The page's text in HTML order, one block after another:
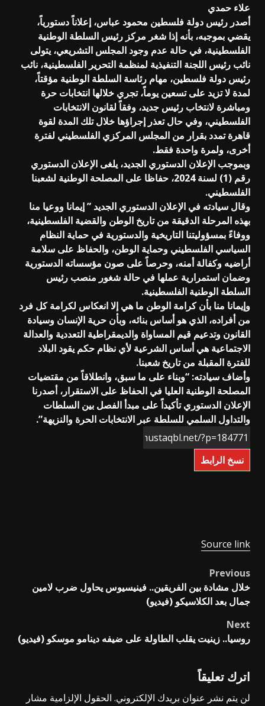
علاء حمدي
أصدر رئيس دولة فلسطين محمود عباس، إعلاناً دستورياً،
يقضي بموجبه، بأنه إذا شغر مركز رئيس السلطة الوطنية
الفلسطينية، في حالة عدم وجود المجلس التشريعي، يتولى
نائب رئيس اللجنة التنفيذية لمنظمة التحرير الفلسطينية، نائب
رئيس دولة فلسطين، مهام رئاسة السلطة الوطنية مؤقتاً،
لمدة لا تزيد على تسعين يوماً، تجري خلالها انتخابات حرة
ومباشرة لانتخاب رئيس جديد، وفقاً لقانون الانتخابات
الفلسطيني، وفي حال تعذر إجراؤها خلال تلك المدة لقوة
قاهرة تمدد بقرار من المجلس المركزي الفلسطيني لفترة
أخرى، ولمرة واحدة فقط.
وبموجب الإعلان الدستوري الجديد، يلغى الإعلان الدستوري
رقم (1) لسنة 2024، حفاظا على المصلحة الوطنية لشعبنا
الفلسطيني.
وقال سيادته في الإعلان الدستوري الجديد ” إيمانا ووعيا منا
بهذه المرحلة الدقيقة من تاريخ الوطن والقضية الفلسطينية،
ووفاءً بمسؤوليتنا التاريخية والدستورية في حماية النظام
السياسي الفلسطيني وحماية الوطن، والحفاظ على سلامة
أراضيه وكفالة أمنه، وحرصاً على صون مؤسساته الدستورية
وضمان استمرارية عملها في حالة شغور منصب رئيس
السلطة الوطنية الفلسطينية.
وإيمانا منا بأن كرامة الوطن ما هي إلا انعكاس لكرامة كل فرد
من أفراده، الذي هو أساس بنائه، وبأن حرية الإنسان وسيادة
القانون وتدعيم قيم المساواة والديمقراطية التعددية والعدالة
الاجتماعية هي أساس الشرعية لأي نظام حكم يقود البلاد
للفترة المقبلة من تاريخ شعبنا.
وأضاف سيادته: “وبناء على ما سبق، وانطلاقاً من مقتضيات
المصلحة الوطنية العليا في الحفاظ على الاستقرار، أصدرنا
الإعلان الدستوري تأكيداً على مبدأ الفصل بين السلطات
والتداول السلمي للسلطة عبر الانتخابات الحرة والنزيهة”.
نسخ الرابط
Source link
Post
navigation
Previous
خلال مشادة بين الفريقين.. فينيسيوس يحاول ضرب لامين
جمال بعد الكلاسيكو (فيديو)
Next
روسيا.. زينيت يقلب الطاولة على ضيفه دينامو موسكو (فيديو)
اترك تعليقاً
لن يتم نشر عنوان بريدك الإلكتروني. الحقول الإلزامية مشار